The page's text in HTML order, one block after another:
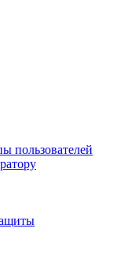
пользователей